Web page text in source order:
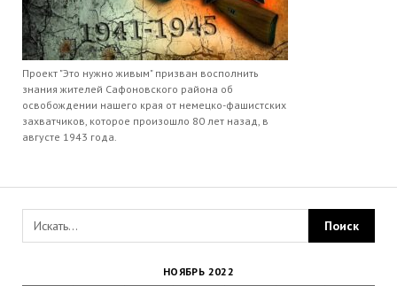
Проект "Это нужно живым" призван восполнить
знания жителей Сафоновского района об
освобождении нашего края от немецко-фашистских
захватчиков, которое произошло 80 лет назад, в
августе 1943 года.
НОЯБРЬ 2022